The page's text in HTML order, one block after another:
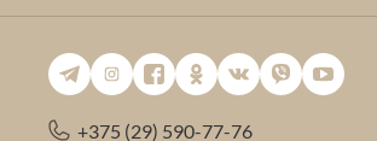
+375 (29) 590-77-76